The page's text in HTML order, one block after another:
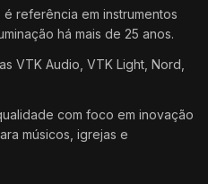
referência em instrumentos
há mais de 25 anos.
VTK Audio, VTK Light, Nord,
com foco em inovação
músicos, igrejas e